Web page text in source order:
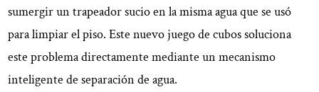
el
usuario
El
futuro
sumergir un trapeador sucio en la misma agua que se usó
para limpiar el piso. Este nuevo juego de cubos soluciona
este problema directamente mediante un mecanismo
inteligente de separación de agua.